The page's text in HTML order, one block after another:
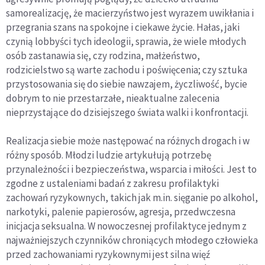
samorealizację, że macierzyństwo jest wyrazem uwikłania i
przegrania szans na spokojne i ciekawe życie. Hałas, jaki
czynią lobbyści tych ideologii, sprawia, że wiele młodych
osób zastanawia się, czy rodzina, małżeństwo,
rodzicielstwo są warte zachodu i poświęcenia; czy sztuka
przystosowania się do siebie nawzajem, życzliwość, bycie
dobrym to nie przestarzałe, nieaktualne zalecenia
nieprzystające do dzisiejszego świata walki i konfrontacji.
Realizacja siebie może następować na różnych drogach i w
różny sposób. Młodzi ludzie artykułują potrzebę
przynależności i bezpieczeństwa, wsparcia i miłości. Jest to
zgodne z ustaleniami badań z zakresu profilaktyki
zachowań ryzykownych, takich jak m.in. sięganie po alkohol,
narkotyki, palenie papierosów, agresja, przedwczesna
inicjacja seksualna. W nowoczesnej profilaktyce jednym z
najważniejszych czynników chroniących młodego człowieka
przed zachowaniami ryzykownymi jest silna więź